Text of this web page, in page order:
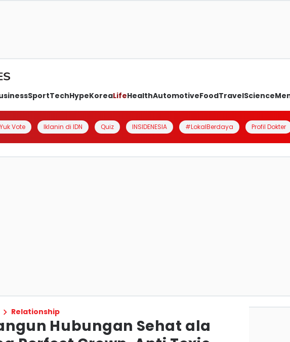
SportTechHypeKoreaLifeHealthAutomotiveFoodTravelScience
Vote Iklanin di IDN Quiz INSIDENESIA #LokalBerdaya Profil Dokter
Relationship
Hubungan Sehat ala